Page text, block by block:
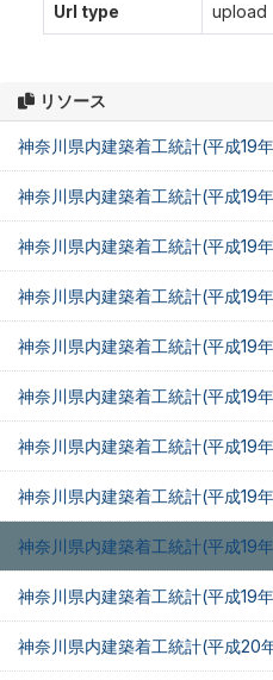
リソース
神奈川県内建築着工統計(平成19
神奈川県内建築着工統計(平成19
神奈川県内建築着工統計(平成19
神奈川県内建築着工統計(平成19
神奈川県内建築着工統計(平成19
神奈川県内建築着工統計(平成19
神奈川県内建築着工統計(平成19
神奈川県内建築着工統計(平成19
神奈川県内建築着工統計(平成19年
神奈川県内建築着工統計(平成19
神奈川県内建築着工統計(平成20
Url type upload